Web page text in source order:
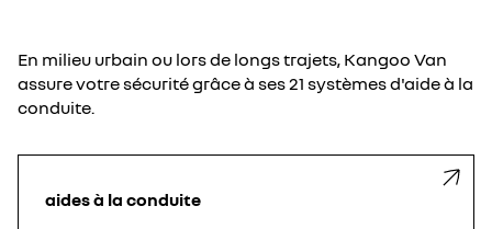
En milieu urbain ou lors de longs trajets, Kangoo Van
assure votre sécurité grâce à ses 21 systèmes d'aide à la
conduite.
aides à la conduite